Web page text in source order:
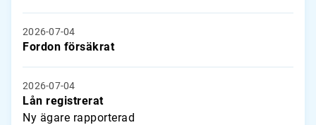
2026-07-04
Fordon försäkrat
2026-07-04
Lån registrerat
Ny ägare rapporterad